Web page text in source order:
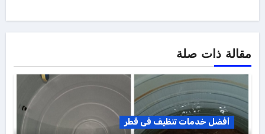
مقالة ذات صلة
أفضل خدمات تنظيف فى قطر